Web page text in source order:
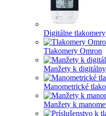
Digitálne tlakomery
Tlakomery Omron
Manžety k
Manometrické
Manžety k